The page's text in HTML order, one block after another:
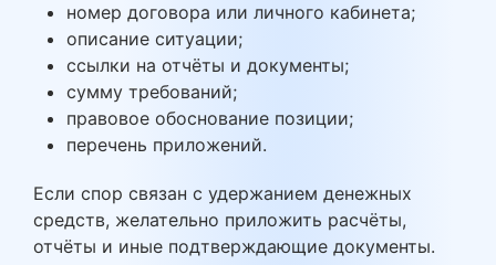
номер договора или личного кабинета;
описание ситуации;
ссылки на отчёты и документы;
сумму требований;
правовое обоснование позиции;
перечень приложений.
Если спор связан с удержанием денежных
средств, желательно приложить расчёты,
отчёты и иные подтверждающие документы.